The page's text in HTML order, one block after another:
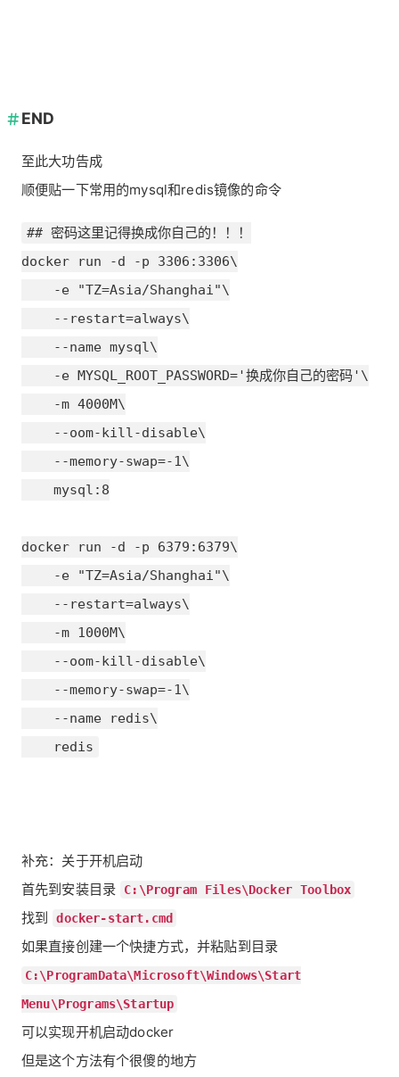
END
至此大功告成
顺便贴一下常用的mysql和redis镜像的命令
## 密码这里记得换成你自己的！！！
docker run -d -p 3306:3306\
    -e "TZ=Asia/Shanghai"\
    --restart=always\
    --name mysql\
    -e MYSQL_ROOT_PASSWORD='换成你自己的密码'\
    -m 4000M\
    --oom-kill-disable\
    --memory-swap=-1\
    mysql:8
docker run -d -p 6379:6379\
    -e "TZ=Asia/Shanghai"\
    --restart=always\
    -m 1000M\
    --oom-kill-disable\
    --memory-swap=-1\
    --name redis\
    redis
补充：关于开机启动
首先到安装目录
C:\Program Files\Docker Toolbox
找到 docker-start.cmd
如果直接创建一个快捷方式，并粘贴到目录
C:\ProgramData\Microsoft\Windows\Start
Menu\Programs\Startup
可以实现开机启动docker
但是这个方法有个很傻的地方